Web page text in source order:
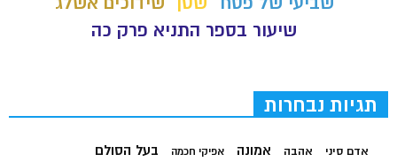
שיעור בספר התניא פרק כה
תגיות נבחרות
אדם סיני אהבה אמונה אפיקי חכמה בעל הסולם